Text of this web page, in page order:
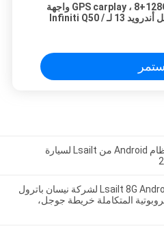
واجهة GPS carplay ، 8+128GB واجهة
مربع التنقل أندرويد 13 لـ Infiniti Q50 /
واجهة وسائط متعددة Carplay بنظام Android من Lsailt لسيارة
واجهة الوسائط المتعددة لجهاز Lsailt 8G Android لشركة نيسان باترول
الروبوتية المتكاملة خريطة جوجل،